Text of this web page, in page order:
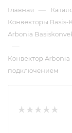
Главная —
Конвекторы Basis-
Arbonia
—
Конвектор Arbonia
подключением